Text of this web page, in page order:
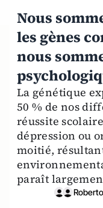
Nous
les gènes
nous
La génétique
50 % de nos
réussite
dépression ou
moitié,
paraît